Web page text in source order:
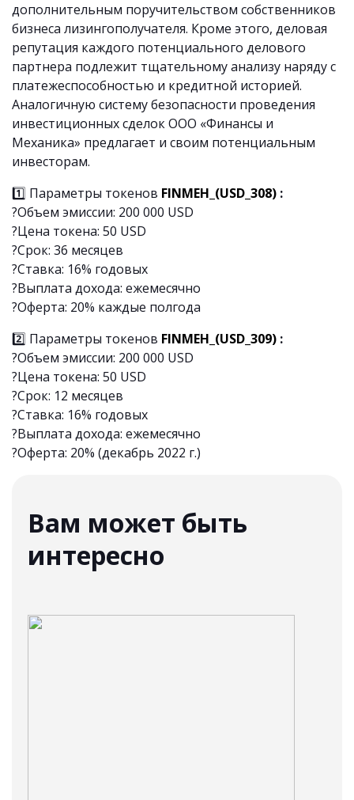
дополнительным поручительством собственников
бизнеса лизингополучателя. Кроме этого, деловая
репутация каждого потенциального делового
партнера подлежит тщательному анализу наряду с
платежеспособностью и кредитной историей.
Аналогичную систему безопасности проведения
инвестиционных сделок ООО «Финансы и
Механика» предлагает и своим потенциальным
инвесторам.
1️⃣ Параметры токенов FINMEH_(USD_308) :
?Объем эмиссии: 200 000 USD
?Цена токена: 50 USD
?Срок: 36 месяцев
?Ставка: 16% годовых
?Выплата дохода: ежемесячно
?Оферта: 20% каждые полгода
2️⃣ Параметры токенов FINMEH_(USD_309) :
?Объем эмиссии: 200 000 USD
?Цена токена: 50 USD
?Срок: 12 месяцев
?Ставка: 16% годовых
?Выплата дохода: ежемесячно
?Оферта: 20% (декабрь 2022 г.)
Вам может быть
интересно